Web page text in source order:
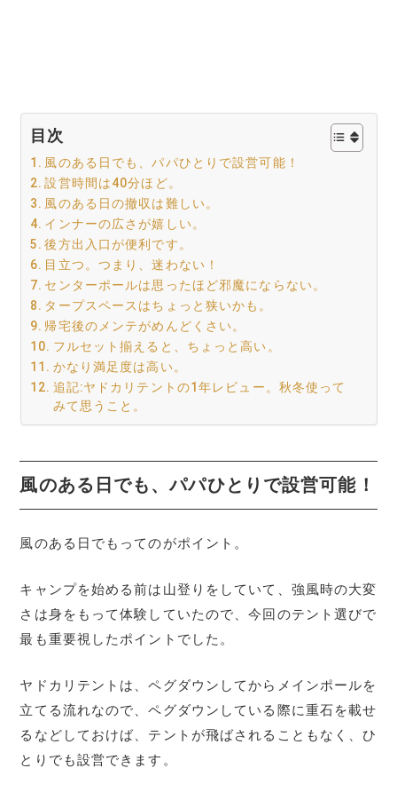
目次
風のある日でも、パパひとりで設営可能！
設営時間は40分ほど。
風のある日の撤収は難しい。
インナーの広さが嬉しい。
後方出入口が便利です。
目立つ。つまり、迷わない！
センターポールは思ったほど邪魔にならない。
タープスペースはちょっと狭いかも。
帰宅後のメンテがめんどくさい。
フルセット揃えると、ちょっと高い。
かなり満足度は高い。
追記:ヤドカリテントの1年レビュー。秋冬使って
みて思うこと。
風のある日でも、パパひとりで設営可能！
風のある日でもってのがポイント。
キャンプを始める前は山登りをしていて、強風時の大変
さは身をもって体験していたので、今回のテント選びで
最も重要視したポイントでした。
ヤドカリテントは、ペグダウンしてからメインポールを
立てる流れなので、ペグダウンしている際に重石を載せ
るなどしておけば、テントが飛ばされることもなく、ひ
とりでも設営できます。